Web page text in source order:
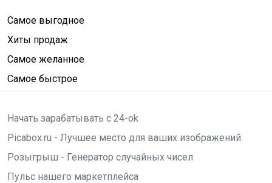
Самое выгодное
Хиты продаж
Самое желанное
Самое быстрое
Начать зарабатывать с 24-ok
Picabox.ru - Лучшее место для ваших изображений
Розыгрыш - Генератор случайных чисел
Пульс нашего маркетплейса